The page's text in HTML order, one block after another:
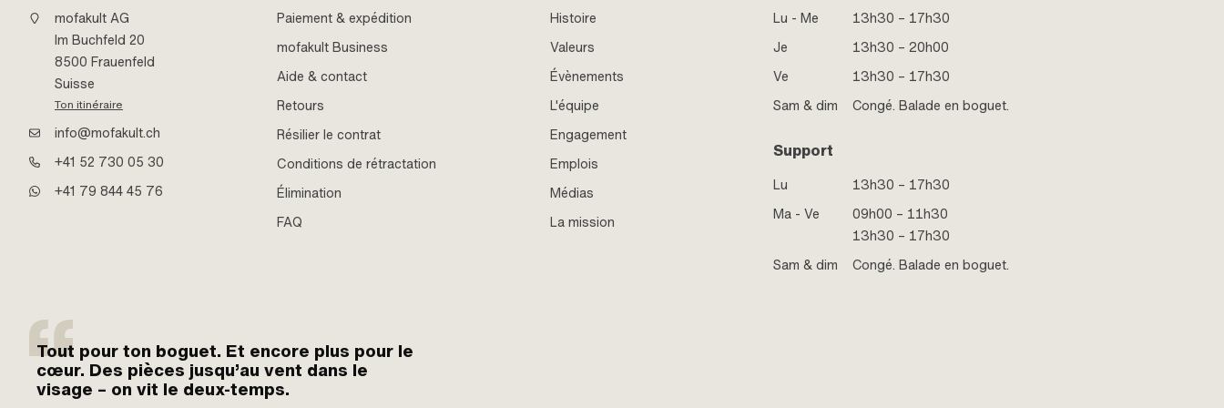
mofakult AG
Im Buchfeld 20
8500 Frauenfeld
Suisse
Ton itinéraire
info@mofakult.ch
+41 52 730 05 30
+41 79 844 45 76
Paiement & expédition
mofakult Business
Aide & contact
Retours
Résilier le contrat
Conditions de rétractation
Élimination
FAQ
Histoire
Valeurs
Évènements
L'équipe
Engagement
Emplois
Médias
La mission
Lu - Me
13h30 – 17h30
Je
13h30 – 20h00
Ve
13h30 – 17h30
Sam & dim
Congé. Balade en boguet.
Support
Lu
13h30 – 17h30
Ma - Ve
09h00 – 11h30
13h30 – 17h30
Sam & dim
Congé. Balade en boguet.
Tout pour ton boguet. Et encore plus pour le
cœur. Des pièces jusqu’au vent dans le
visage – on vit le deux-temps.